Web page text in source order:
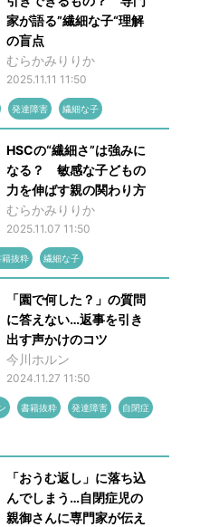
家が語る”繊細な子“理解
の盲点
むらかみりりか
2025.11.11 11:50
発達障害 繊細な子
HSCの“繊細さ”は強みに
なる？ 敏感な子どもの
力を伸ばす親の関わり方
むらかみりりか
2025.11.07 11:50
籍抜粋 繊細な子
「園で何した？」の質問
に答えない…返事を引き
出す声かけのコツ
今川ホルン
2024.11.27 11:50
書籍抜粋 発達障害 自閉症
「おうむ返し」に落ち込
んでしまう…自閉症児の
親御さんに専門家が伝え